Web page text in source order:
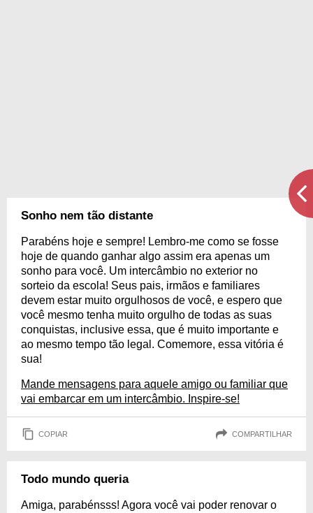
Sonho nem tão distante
Parabéns hoje e sempre! Lembro-me como se fosse
hoje de quando ganhar algo assim era apenas um
sonho para você. Um intercâmbio no exterior no
sorteio da escola! Seus pais, irmãos e familiares
devem estar muito orgulhosos de você, e espero que
você mesmo tenha muito orgulho de todas as suas
conquistas, inclusive essa, que é muito importante e
ao mesmo tempo tão legal. Comemore, essa vitória é
sua!
Mande mensagens para aquele amigo ou familiar que
vai embarcar em um intercâmbio. Inspire-se!
COPIAR COMPARTILHAR
Todo mundo queria
Amiga, parabénsss! Agora você vai poder renovar o